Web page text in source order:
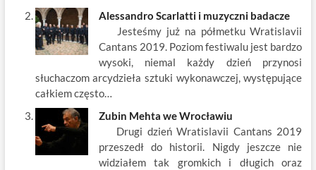
Alessandro Scarlatti i muzyczni badacze
Jesteśmy już na półmetku Wratislavii
Cantans 2019. Poziom festiwalu jest bardzo
wysoki, niemal każdy dzień przynosi
słuchaczom arcydzieła sztuki wykonawczej, występujące
całkiem często…
Zubin Mehta we Wrocławiu
Drugi dzień Wratislavii Cantans 2019
przeszedł do historii. Nigdy jeszcze nie
widziałem tak gromkich i długich oraz